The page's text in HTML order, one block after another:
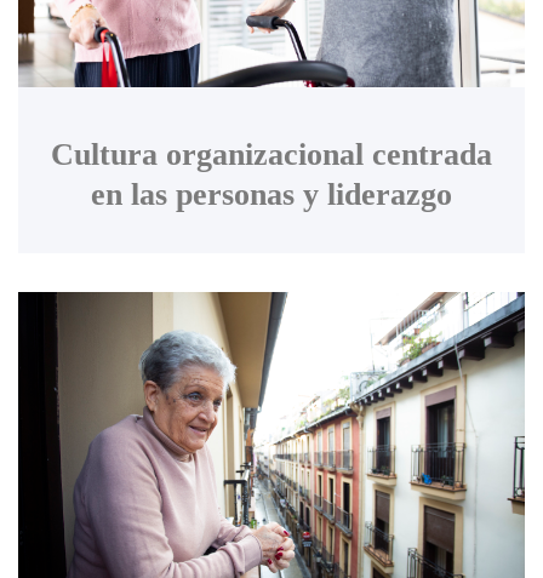
Cultura organizacional centrada
en las personas y liderazgo